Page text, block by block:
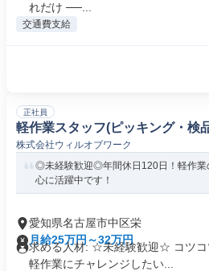
れだけ ──...
交通費支給
正社員
軽作業スタッフ(ピッキング・検
株式会社ウィルオブワーク
◎未経験歓迎◎年間休日120日！軽作業
心に活躍中です！
愛知県名古屋市中区栄
月給25万円～32万円
求める人材: ☆未経験歓迎☆ コツコ
軽作業にチャレンジしたい...